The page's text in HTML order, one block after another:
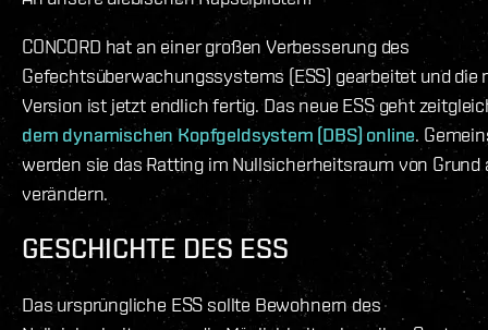
CONCORD hat an einer großen Verbesserung des
Gefechtsüberwachungssystems (ESS) gearbeitet und die
Version ist jetzt endlich fertig. Das neue ESS geht
dem dynamischen Kopfgeldsystem (DBS) online.
werden sie das Ratting im Nullsicherheitsraum von Grund
verändern.
GESCHICHTE DES ESS
Das ursprüngliche ESS sollte Bewohnern des